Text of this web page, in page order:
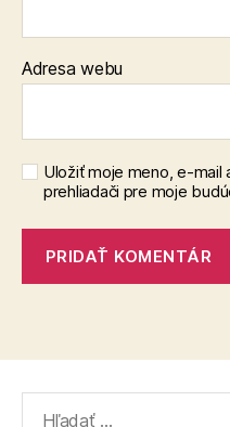
Adresa webu
Uložiť moje meno, e-
prehliadači pre moje